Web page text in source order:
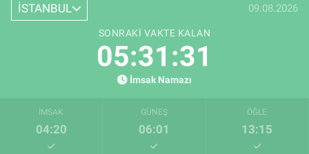
İSTANBUL 09.08.2026
SONRAKI VAKTE KALAN
05:31:30
İmsak Namazı
İMSAK
04:20
GÜNEŞ
06:01
ÖĞLE
13:15